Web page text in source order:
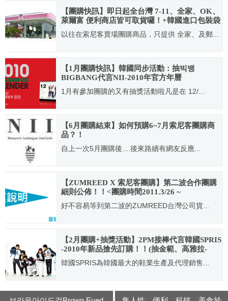
【團購快訊】即日起全台灣 7-11、全家、OK、
萊爾富 便利商店皆可取貨囉！+韓國進口包裝袋
再升級！
以往在索尼客賣場團購商品，只提供 全家、及郵...
2010.01.28
【1月團購快訊】韓國同步活動：抽빅뱅
BIGBANG代言NII-2010年官方年曆
1月有參加團購的又有抽獎活動啦凡是在 12/...
【6月團購結束】如何預購6~7月索尼客團購商
品？！
自上一次5月團購後....後來路續有網友反應...
【ZUMREED X 索尼客團購】第二波合作團購
細則公佈！！<團購時間2011.3/26 ~
2011.4/15(僅20天)>
好不容易等到第二波的ZUMREED台灣公司貨...
【2月團購+抽獎活動】2PM接棒代言韓國SPRIS
-2010年新品搶先訂購！！(抽金範、高雅拉-
SPRIS冬季寫真型錄)
韓國SPRIS為韓國最大的鞋業生產及代理銷售...